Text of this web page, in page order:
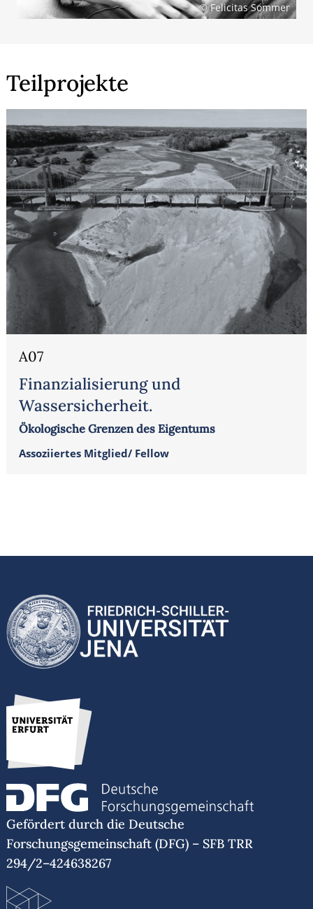
© Felicitas Sommer
Teilprojekte
A07
Finanzialisierung und
Wassersicherheit.
Ökologische Grenzen des Eigentums
Assoziiertes Mitglied/ Fellow
Gefördert durch die Deutsche
Forschungsgemeinschaft (DFG) – SFB TRR
294/2–424638267